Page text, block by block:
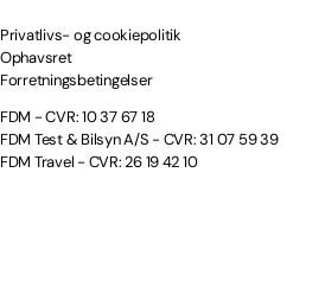
Privatlivs- og cookiepolitik
Ophavsret
Forretningsbetingelser
FDM - CVR: 10 37 67 18
FDM Test & Bilsyn A/S - CVR: 31 07 59 39
FDM Travel - CVR: 26 19 42 10